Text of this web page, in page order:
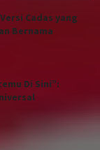
Cadas yang
Bernama
Di Sini”: